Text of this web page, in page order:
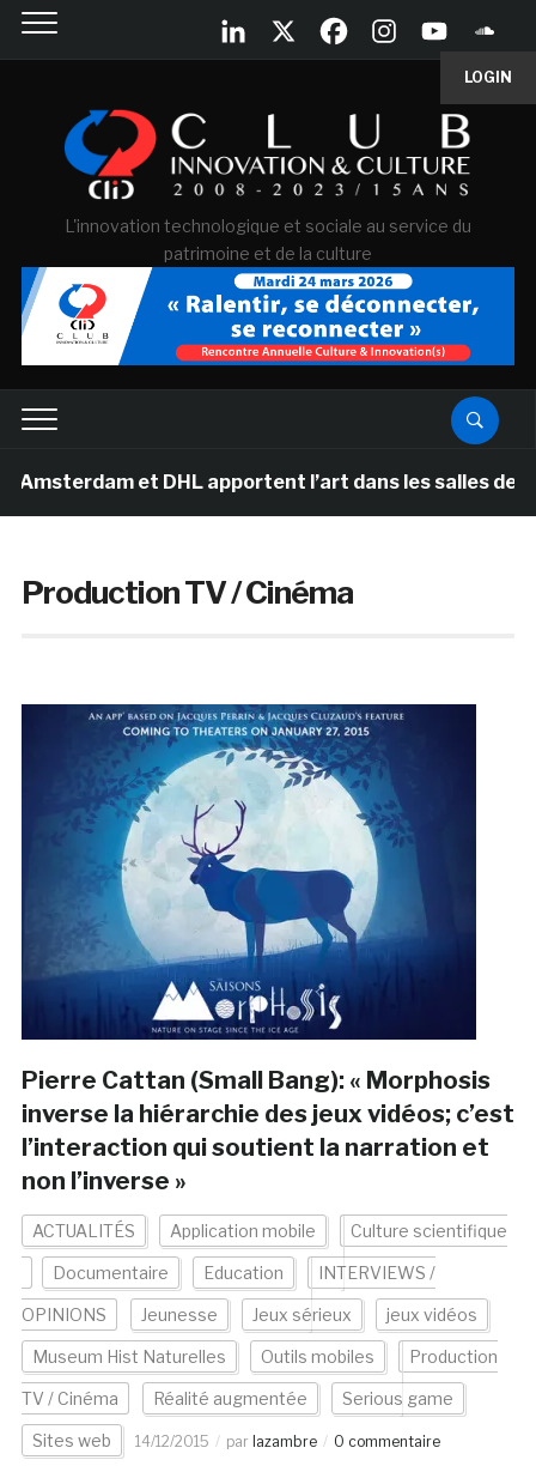
LOGIN
L'innovation technologique et sociale au service du
patrimoine et de la culture
et DHL apportent l’art dans les salles de classe
Production TV / Cinéma
Pierre Cattan (Small Bang): « Morphosis
inverse la hiérarchie des jeux vidéos; c’est
l’interaction qui soutient la narration et
non l’inverse »
ACTUALITÉS Application mobile Culture scientifique
Documentaire Education INTERVIEWS /
OPINIONS Jeunesse Jeux sérieux jeux vidéos
Museum Hist Naturelles Outils mobiles Production
TV / Cinéma Réalité augmentée Serious game
Sites web 14/12/2015 par lazambre 0 commentaire